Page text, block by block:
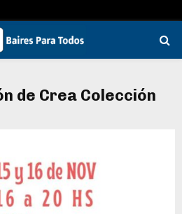
de Crea Colección